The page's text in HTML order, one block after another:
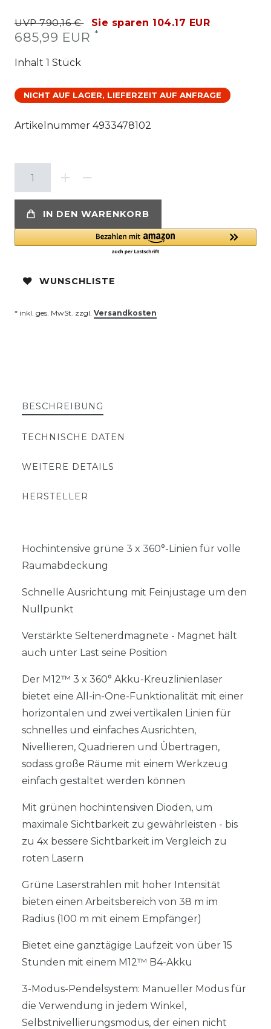
UVP 790,16 € Sie sparen 104.17 EUR
685,99 EUR *
Inhalt 1 Stück
NICHT AUF LAGER, LIEFERZEIT AUF ANFRAGE
Artikelnummer 4933478102
IN DEN WARENKORB
WUNSCHLISTE
* inkl. ges. MwSt. zzgl. Versandkosten
BESCHREIBUNG
TECHNISCHE DATEN
WEITERE DETAILS
HERSTELLER
Hochintensive grüne 3 x 360°-Linien für volle
Raumabdeckung
Schnelle Ausrichtung mit Feinjustage um den
Nullpunkt
Verstärkte Seltenerdmagnete - Magnet hält
auch unter Last seine Position
Der M12™ 3 x 360° Akku-Kreuzlinienlaser
bietet eine All-in-One-Funktionalität mit einer
horizontalen und zwei vertikalen Linien für
schnelles und einfaches Ausrichten,
Nivellieren, Quadrieren und Übertragen,
sodass große Räume mit einem Werkzeug
einfach gestaltet werden können
Mit grünen hochintensiven Dioden, um
maximale Sichtbarkeit zu gewährleisten - bis
zu 4x bessere Sichtbarkeit im Vergleich zu
roten Lasern
Grüne Laserstrahlen mit hoher Intensität
bieten einen Arbeitsbereich von 38 m im
Radius (100 m mit einem Empfänger)
Bietet eine ganztägige Laufzeit von über 15
Stunden mit einem M12™ B4-Akku
3-Modus-Pendelsystem: Manueller Modus für
die Verwendung in jedem Winkel,
Selbstnivellierungsmodus, der einen nicht